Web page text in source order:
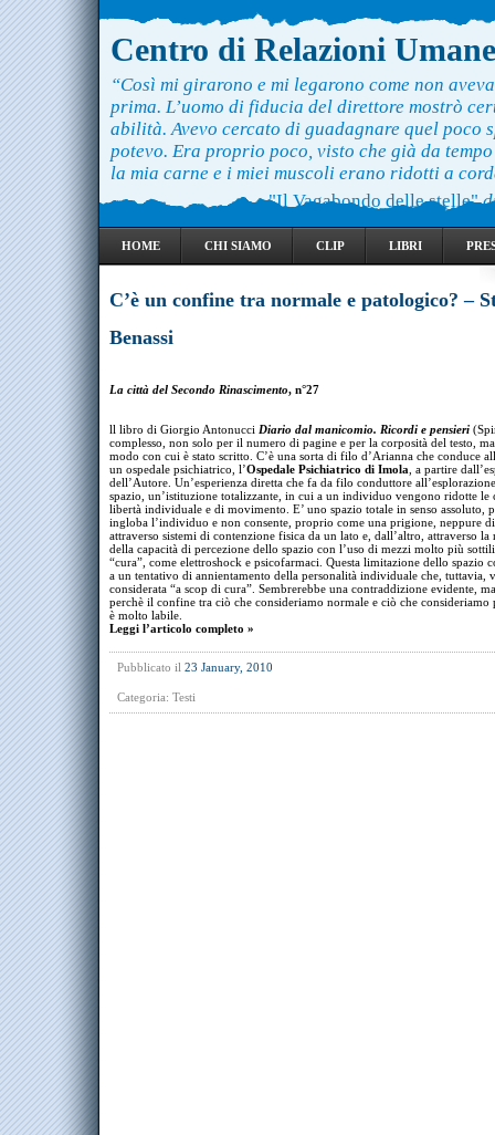
Centro di Relazioni Umane
“Così mi girarono e mi legarono come non
prima. L’uomo di fiducia del direttore mostrò
abilità. Avevo cercato di guadagnare quel poco
potevo. Era proprio poco, visto che già da
la mia carne e i miei muscoli erano ridotti a
"Il Vagabondo delle stelle"
HOME CHI SIAMO CLIP LIBRI
C’è un confine tra normale e patologico? –
Benassi
La città del Secondo Rinascimento, n°27
ll libro di Giorgio Antonucci Diario dal manicomio. Ricordi e pensieri
complesso, non solo per il numero di pagine e per la corposità del testo,
modo con cui è stato scritto. C’è una sorta di filo d’Arianna che conduce
un ospedale psichiatrico, l’Ospedale Psichiatrico di Imola , a partire
dell’Autore. Un’esperienza diretta che fa da filo conduttore
spazio, un’istituzione totalizzante, in cui a un individuo vengono ridotte le
libertà individuale e di movimento. E’ uno spazio totale in senso assoluto,
ingloba l’individuo e non consente, proprio come una prigione, neppure
attraverso sistemi di contenzione fisica da un lato e, dall’altro, attraverso la
della capacità di percezione dello spazio con l’uso di mezzi molto più
“cura”, come elettroshock e psicofarmaci. Questa limitazione dello spazio
a un tentativo di annientamento della personalità individuale che, tuttavia,
considerata “a scop di cura”. Sembrerebbe una contraddizione evidente,
perchè il confine tra ciò che consideriamo normale e ciò che consideriamo
è molto labile.
Leggi l’articolo completo »
Pubblicato il 23 January, 2010
Categoria: Testi